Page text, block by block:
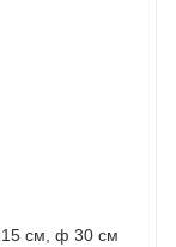
см, ф 30 см